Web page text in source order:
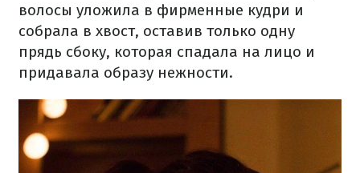
волосы уложила в фирменные кудри и
собрала в хвост, оставив только одну
прядь сбоку, которая спадала на лицо и
придавала образу нежности.